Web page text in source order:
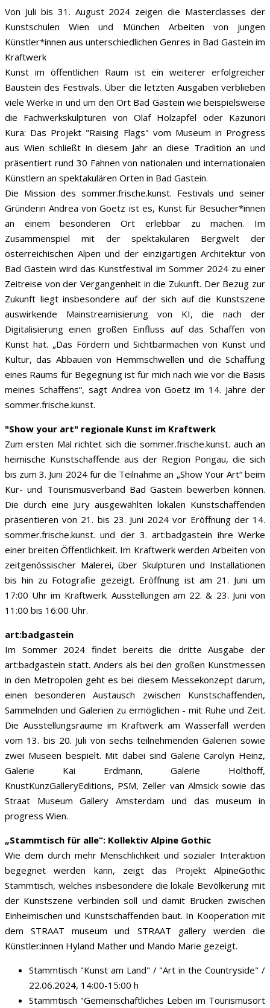
Von Juli bis 31. August 2024 zeigen die Masterclasses der
Kunstschulen Wien und München Arbeiten von jungen
Künstler*innen aus unterschiedlichen Genres in Bad Gastein im
Kraftwerk
Kunst im öffentlichen Raum ist ein weiterer erfolgreicher
Baustein des Festivals. Über die letzten Ausgaben verblieben
viele Werke in und um den Ort Bad Gastein wie beispielsweise
die Fachwerkskulpturen von Olaf Holzapfel oder Kazunori
Kura: Das Projekt "Raising Flags" vom Museum in Progress
aus Wien schließt in diesem Jahr an diese Tradition an und
präsentiert rund 30 Fahnen von nationalen und internationalen
Künstlern an spektakulären Orten in Bad Gastein.
Die Mission des sommer.frische.kunst. Festivals und seiner
Gründerin Andrea von Goetz ist es, Kunst für Besucher*innen
an einem besonderen Ort erlebbar zu machen. Im
Zusammenspiel mit der spektakulären Bergwelt der
österreichischen Alpen und der einzigartigen Architektur von
Bad Gastein wird das Kunstfestival im Sommer 2024 zu einer
Zeitreise von der Vergangenheit in die Zukunft. Der Bezug zur
Zukunft liegt insbesondere auf der sich auf die Kunstszene
auswirkende Mainstreamisierung von KI, die nach der
Digitalisierung einen großen Einfluss auf das Schaffen von
Kunst hat. „Das Fördern und Sichtbarmachen von Kunst und
Kultur, das Abbauen von Hemmschwellen und die Schaffung
eines Raums für Begegnung ist für mich nach wie vor die Basis
meines Schaffens“, sagt Andrea von Goetz im 14. Jahre der
sommer.frische.kunst.
"Show your art" regionale Kunst im Kraftwerk
Zum ersten Mal richtet sich die sommer.frische.kunst. auch an
heimische Kunstschaffende aus der Region Pongau, die sich
bis zum 3. Juni 2024 für die Teilnahme an „Show Your Art“ beim
Kur- und Tourismusverband Bad Gastein bewerben können.
Die durch eine Jury ausgewählten lokalen Kunstschaffenden
präsentieren von 21. bis 23. Juni 2024 vor Eröffnung der 14.
sommer.frische.kunst. und der 3. art:badgastein ihre Werke
einer breiten Öffentlichkeit. Im Kraftwerk werden Arbeiten von
zeitgenössischer Malerei, über Skulpturen und Installationen
bis hin zu Fotografie gezeigt. Eröffnung ist am 21. Juni um
17:00 Uhr im Kraftwerk. Ausstellungen am 22. & 23. Juni von
11:00 bis 16:00 Uhr.
art:badgastein
Im Sommer 2024 findet bereits die dritte Ausgabe der
art:badgastein statt. Anders als bei den großen Kunstmessen
in den Metropolen geht es bei diesem Messekonzept darum,
einen besonderen Austausch zwischen Kunstschaffenden,
Sammelnden und Galerien zu ermöglichen - mit Ruhe und Zeit.
Die Ausstellungsräume im Kraftwerk am Wasserfall werden
vom 13. bis 20. Juli von sechs teilnehmenden Galerien sowie
zwei Museen bespielt. Mit dabei sind Galerie Carolyn Heinz,
Galerie Kai Erdmann, Galerie Holthoff,
KnustKunzGalleryEditions, PSM, Zeller van Almsick sowie das
Straat Museum Gallery Amsterdam und das museum in
progress Wien.
„Stammtisch für alle“: Kollektiv Alpine Gothic
Wie dem durch mehr Menschlichkeit und sozialer Interaktion
begegnet werden kann, zeigt das Projekt AlpineGothic
Stammtisch, welches insbesondere die lokale Bevölkerung mit
der Kunstszene verbinden soll und damit Brücken zwischen
Einheimischen und Kunstschaffenden baut. In Kooperation mit
dem STRAAT museum und STRAAT gallery werden die
Künstler:innen Hyland Mather und Mando Marie gezeigt.
Stammtisch "Kunst am Land" / "Art in the Countryside" /
22.06.2024, 14:00-15:00 h
Stammtisch "Gemeinschaftliches Leben im Tourismusort